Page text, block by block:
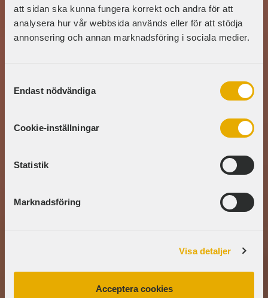
att sidan ska kunna fungera korrekt och andra för att
analysera hur vår webbsida används eller för att stödja
annonsering och annan marknadsföring i sociala medier.
Endast nödvändiga
Cookie-inställningar
Statistik
Marknadsföring
Visa detaljer
Acceptera cookies